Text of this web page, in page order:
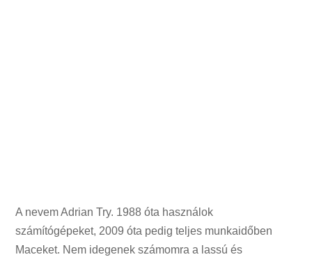
A nevem Adrian Try. 1988 óta használok
számítógépeket, 2009 óta pedig teljes munkaidőben
Maceket. Nem idegenek számomra a lassú és